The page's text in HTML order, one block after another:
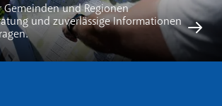
und Regionen
und zuverlässige Informationen